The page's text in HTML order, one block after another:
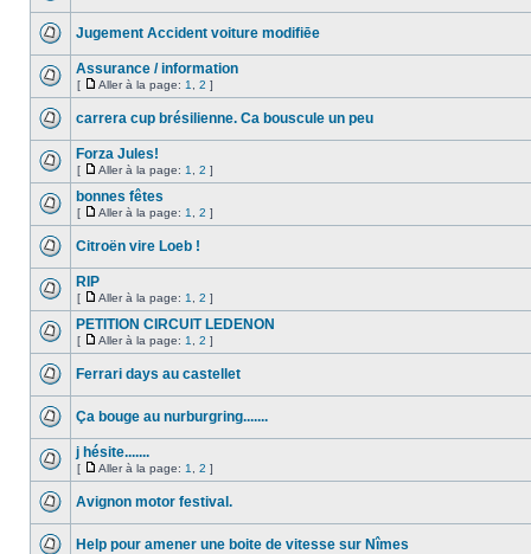
Jugement Accident voiture modifiēe
Assurance / information
[ Aller à la page: 1 2 ]
carrera cup brésilienne. Ca bouscule un peu
Forza Jules!
[ Aller à la page: 1 2 ]
bonnes fêtes
[ Aller à la page: 1 2 ]
Citroën vire Loeb !
RIP
[ Aller à la page: 1 2 ]
PETITION CIRCUIT LEDENON
[ Aller à la page: 1 2 ]
Ferrari days au castellet
Ça bouge au nurburgring.......
j hésite.......
[ Aller à la page: 1 2 ]
Avignon motor festival.
Help pour amener une boite de vitesse sur Nîmes